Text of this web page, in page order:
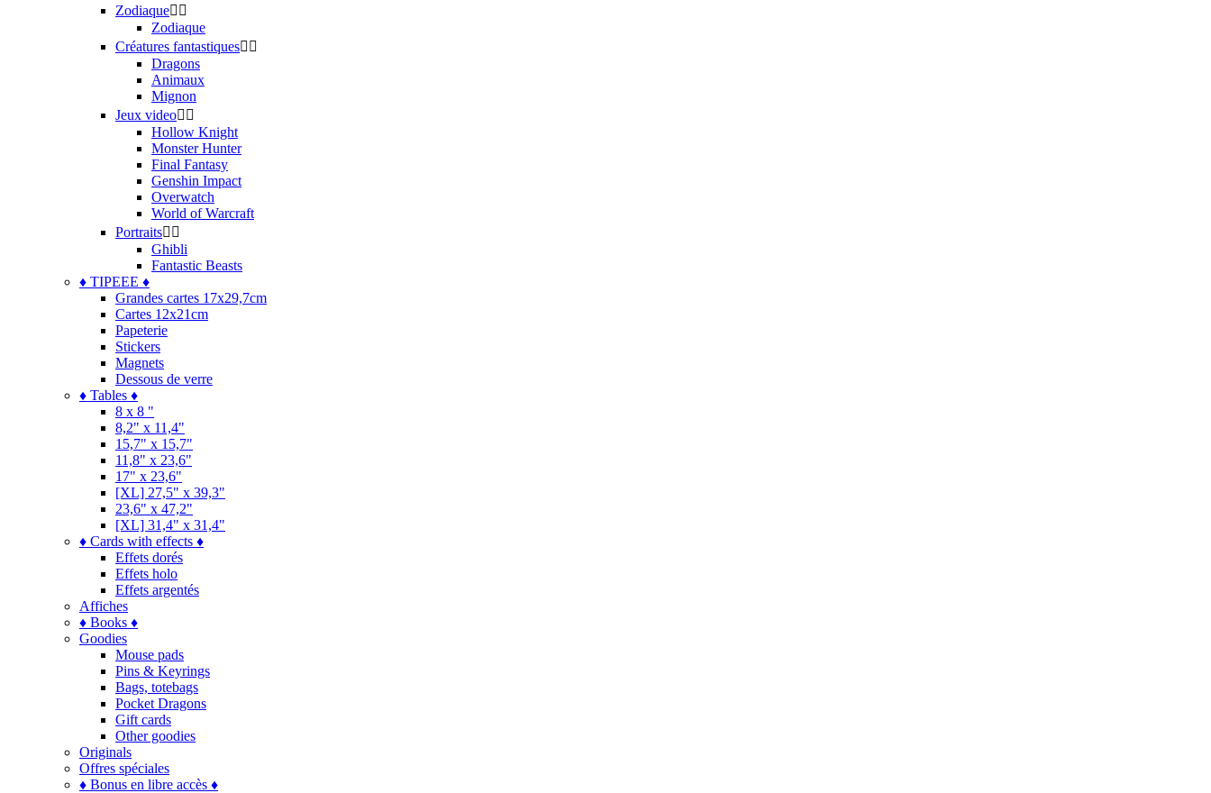
Zodiaque 
Zodiaque
Créatures fantastiques 
Dragons
Animaux
Mignon
Jeux video 
Hollow Knight
Monster Hunter
Final Fantasy
Genshin Impact
Overwatch
World of Warcraft
Portraits 
Ghibli
Fantastic Beasts
♦ TIPEEE ♦
Grandes cartes 17x29,7cm
Cartes 12x21cm
Papeterie
Stickers
Magnets
Dessous de verre
♦ Tables ♦
8 x 8 "
8,2" x 11,4"
15,7" x 15,7"
11,8" x 23,6"
17" x 23,6"
[XL] 27,5" x 39,3"
23,6" x 47,2"
[XL] 31,4" x 31,4"
♦ Cards with effects ♦
Effets dorés
Effets holo
Effets argentés
Affiches
♦ Books ♦
Goodies
Mouse pads
Pins & Keyrings
Bags, totebags
Pocket Dragons
Gift cards
Other goodies
Originals
Offres spéciales
♦ Bonus en libre accès ♦